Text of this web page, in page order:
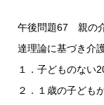
午後問題67 親の
達理論に基づき介
１．子どものない
２．１歳の子ども